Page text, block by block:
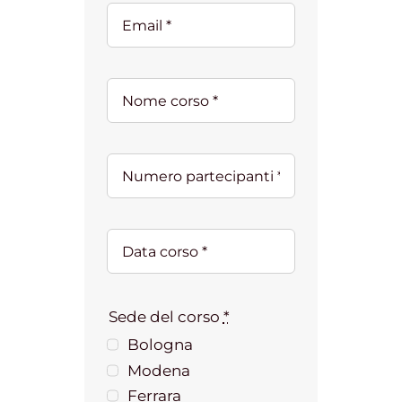
Sede del corso *
Bologna
Modena
Ferrara